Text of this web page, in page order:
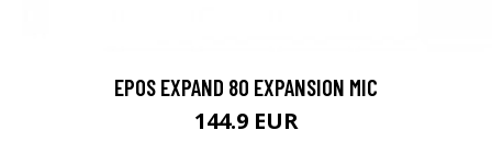
EPOS EXPAND 80 EXPANSION MIC
144.9 EUR